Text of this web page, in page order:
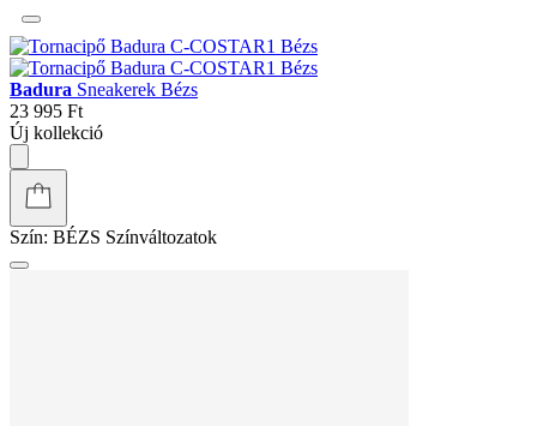
Badura Sneakerek Bézs
23 995 Ft
Új kollekció
Szín: BÉZS Színváltozatok